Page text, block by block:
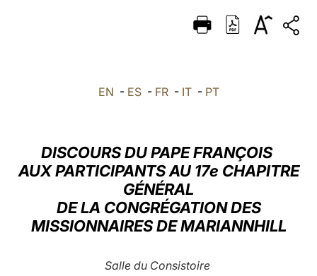
ITALIANO
العربيّة
LATINE
EN - ES- FR- IT- PT
DISCOURS DU PAPE FRANÇOIS
AUX PARTICIPANTS AU 17e CHAPITRE
GÉNÉRAL
DE LA CONGRÉGATION DES
MISSIONNAIRES DE MARIANNHILL
Salle du Consistoire